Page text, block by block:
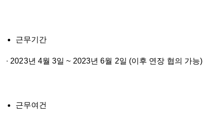
근무기간
· 2023년 4월 3일 ~ 2023년 6월 2일 (이후 연장 협의 가능)
근무여건